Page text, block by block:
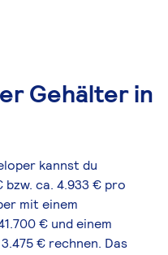
Gehälter in
kannst du
ca. 4.933 € pro
mit einem
€ und einem
€ rechnen. Das